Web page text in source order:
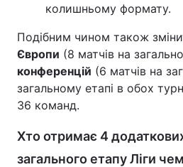
колишньому формату.
Подібним чином також
Європи (8 матчів на
конференцій (6 матчів на
загальному етапі в обох
36 команд.
Хто отримає 4
загального етапу Ліги